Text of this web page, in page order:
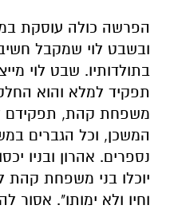
הפרשה כולה עוסקת
ובשבט לוי שמקבל
בתולדותיו. שבט לוי
תפקיד למלא והוא
משפחת קהת, תפקידם
נספרים. אהרון ובניו
יוכלו בני משפחת
וחיו ולא ימותו". אסור